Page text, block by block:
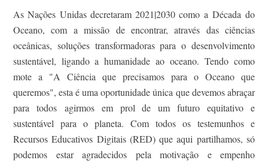
As Nações Unidas decretaram 2021|2030 como a Década do
Oceano, com a missão de encontrar, através das ciências
oceânicas, soluções transformadoras para o desenvolvimento
sustentável, ligando a humanidade ao oceano.​ Tendo como
mote a "A Ciência que precisamos para o Oceano que
queremos", esta é uma oportunidade única que devemos abraçar
para todos agirmos em prol de um futuro equitativo e
sustentável para o planeta.​ Com todos os testemunhos e
Recursos Educativos Digitais (RED) que aqui partilhamos, só
podemos estar agradecidos pela motivação e empenho